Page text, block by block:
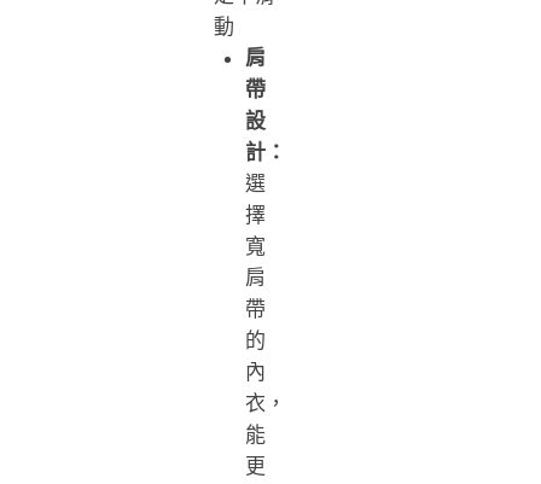
動
肩
帶
設
計：
選
擇
寬
肩
帶
的
內
衣，
能
更